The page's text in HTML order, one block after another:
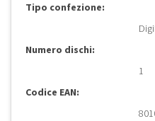
Tipo confezione:
Numero dischi:
1
Codice EAN: